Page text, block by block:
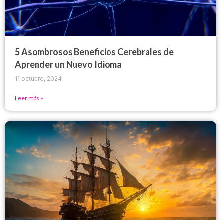
5 Asombrosos Beneficios Cerebrales de
Aprender un Nuevo Idioma
11 octubre, 2024
Leer más »